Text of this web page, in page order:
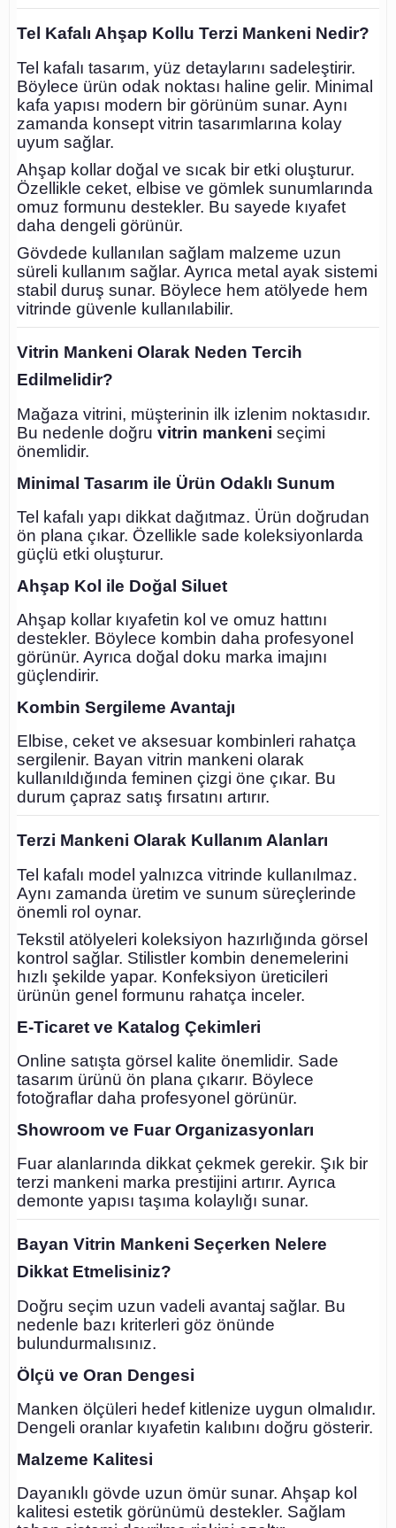
Tel Kafalı Ahşap Kollu Terzi Mankeni Nedir?
Tel kafalı tasarım, yüz detaylarını sadeleştirir.
Böylece ürün odak noktası haline gelir. Minimal
kafa yapısı modern bir görünüm sunar. Aynı
zamanda konsept vitrin tasarımlarına kolay
uyum sağlar.
Ahşap kollar doğal ve sıcak bir etki oluşturur.
Özellikle ceket, elbise ve gömlek sunumlarında
omuz formunu destekler. Bu sayede kıyafet
daha dengeli görünür.
Gövdede kullanılan sağlam malzeme uzun
süreli kullanım sağlar. Ayrıca metal ayak sistemi
stabil duruş sunar. Böylece hem atölyede hem
vitrinde güvenle kullanılabilir.
Vitrin Mankeni Olarak Neden Tercih
Edilmelidir?
Mağaza vitrini, müşterinin ilk izlenim noktasıdır.
Bu nedenle doğru vitrin mankeni seçimi
önemlidir.
Minimal Tasarım ile Ürün Odaklı Sunum
Tel kafalı yapı dikkat dağıtmaz. Ürün doğrudan
ön plana çıkar. Özellikle sade koleksiyonlarda
güçlü etki oluşturur.
Ahşap Kol ile Doğal Siluet
Ahşap kollar kıyafetin kol ve omuz hattını
destekler. Böylece kombin daha profesyonel
görünür. Ayrıca doğal doku marka imajını
güçlendirir.
Kombin Sergileme Avantajı
Elbise, ceket ve aksesuar kombinleri rahatça
sergilenir. Bayan vitrin mankeni olarak
kullanıldığında feminen çizgi öne çıkar. Bu
durum çapraz satış fırsatını artırır.
Terzi Mankeni Olarak Kullanım Alanları
Tel kafalı model yalnızca vitrinde kullanılmaz.
Aynı zamanda üretim ve sunum süreçlerinde
önemli rol oynar.
Tekstil atölyeleri koleksiyon hazırlığında görsel
kontrol sağlar. Stilistler kombin denemelerini
hızlı şekilde yapar. Konfeksiyon üreticileri
ürünün genel formunu rahatça inceler.
E-Ticaret ve Katalog Çekimleri
Online satışta görsel kalite önemlidir. Sade
tasarım ürünü ön plana çıkarır. Böylece
fotoğraflar daha profesyonel görünür.
Showroom ve Fuar Organizasyonları
Fuar alanlarında dikkat çekmek gerekir. Şık bir
terzi mankeni marka prestijini artırır. Ayrıca
demonte yapısı taşıma kolaylığı sunar.
Bayan Vitrin Mankeni Seçerken Nelere
Dikkat Etmelisiniz?
Doğru seçim uzun vadeli avantaj sağlar. Bu
nedenle bazı kriterleri göz önünde
bulundurmalısınız.
Ölçü ve Oran Dengesi
Manken ölçüleri hedef kitlenize uygun olmalıdır.
Dengeli oranlar kıyafetin kalıbını doğru gösterir.
Malzeme Kalitesi
Dayanıklı gövde uzun ömür sunar. Ahşap kol
kalitesi estetik görünümü destekler. Sağlam